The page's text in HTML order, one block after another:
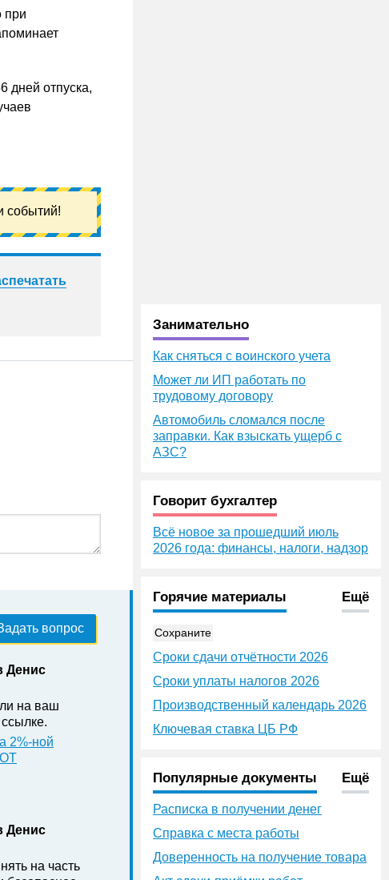
при
дней отпуска,
событий!
вопрос
Денис
на ваш
.
2%-ной
Денис
на часть
Занимательно
Как сняться с воинского учета
Может ли ИП работать по
трудовому договору
Автомобиль сломался после
заправки. Как взыскать ущерб с
АЗС?
Говорит бухгалтер
Всё новое за прошедший июль
2026 года: финансы, налоги, надзор
Горячие материалы Ещё
Сохраните
Сроки сдачи отчётности 2026
Сроки уплаты налогов 2026
Производственный календарь 2026
Ключевая ставка ЦБ РФ
Популярные документы Ещё
Расписка в получении денег
Справка с места работы
Доверенность на получение товара